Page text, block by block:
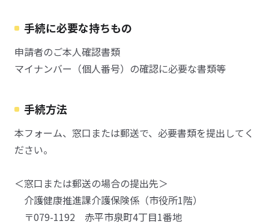
手続に必要な持ちもの
申請者のご本人確認書類
マイナンバー（個人番号）の確認に必要な書類等
手続方法
本フォーム、窓口または郵送で、必要書類を提出してく
ださい。
＜窓口または郵送の場合の提出先＞
介護健康推進課介護保険係（市役所1階）
〒079-1192 赤平市泉町4丁目1番地